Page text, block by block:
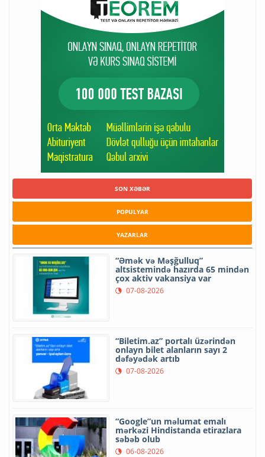
SON XƏBƏR
POPULYAR
YAZARLAR
“Əmək və Məşğulluq”
altsistemində hazırda 65 mindən
çox aktiv vakansiya var
07-08-2026
“Biletim.az” portalı üzərindən
onlayn bilet alanların sayı 2
dəfəyədək artıb
07-08-2026
“Google”un məlumat emalı
mərkəzi Hindistanda etirazlara
səbəb olub
06-08-2026